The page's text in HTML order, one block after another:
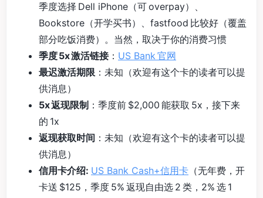
季度选择 Dell iPhone（可 overpay）、
Bookstore（开学买书）、fastfood 比较好（覆盖
部分吃饭消费）。当然，取决于你的消费习惯
季度 5x 激活链接： US Bank 官网
最迟激活期限 ：未知（欢迎有这个卡的读者可以提
供消息）
5x 返现限制 ：季度前 $2,000 能获取 5x，接下来
的 1x
返现获取时间 ：未知（欢迎有这个卡的读者可以提
供消息）
信用卡介绍: US Bank Cash+信用卡 （无年费，开
卡送 $125，季度 5% 返现自由选 2 类，2% 选 1